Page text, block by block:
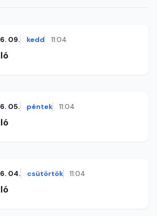
09. kedd 11:04
05. péntek 11:04
04. csütörtök 11:04